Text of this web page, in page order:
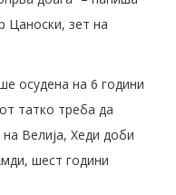
Цаноски, зет на
осудена на 6 години
татко треба да
Велија, Хеди доби
шест години